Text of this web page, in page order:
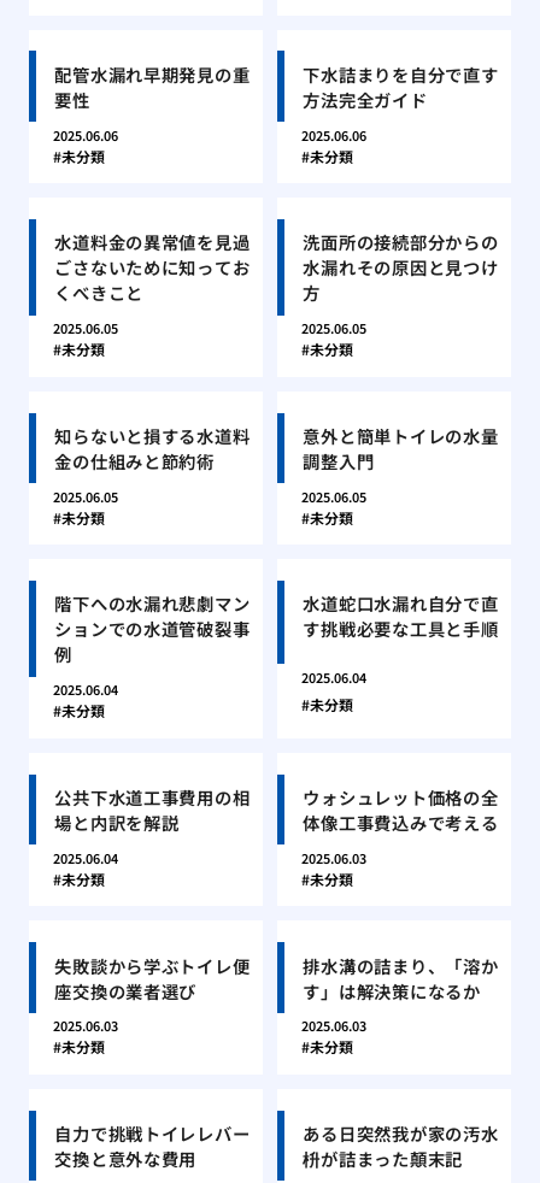
配管水漏れ早期発見の重
要性
2025.06.06
未分類
下水詰まりを自分で直す
方法完全ガイド
2025.06.06
未分類
水道料金の異常値を見過
ごさないために知ってお
くべきこと
2025.06.05
未分類
洗面所の接続部分からの
水漏れその原因と見つけ
方
2025.06.05
未分類
知らないと損する水道料
金の仕組みと節約術
2025.06.05
未分類
意外と簡単トイレの水量
調整入門
2025.06.05
未分類
階下への水漏れ悲劇マン
ションでの水道管破裂事
例
2025.06.04
未分類
水道蛇口水漏れ自分で直
す挑戦必要な工具と手順
2025.06.04
未分類
公共下水道工事費用の相
場と内訳を解説
2025.06.04
未分類
ウォシュレット価格の全
体像工事費込みで考える
2025.06.03
未分類
失敗談から学ぶトイレ便
座交換の業者選び
2025.06.03
未分類
排水溝の詰まり、「溶か
す」は解決策になるか
2025.06.03
未分類
自力で挑戦トイレレバー
交換と意外な費用
ある日突然我が家の汚水
枡が詰まった顛末記